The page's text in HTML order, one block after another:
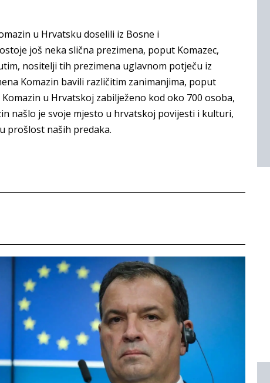
u Hrvatsku doselili iz Bosne i
još neka slična prezimena, poput Komazec,
nositelji tih prezimena uglavnom potječu iz
Komazin bavili različitim zanimanjima, poput
u Hrvatskoj zabilježeno kod oko 700 osoba,
našlo je svoje mjesto u hrvatskoj povijesti i kulturi,
prošlost naših predaka.